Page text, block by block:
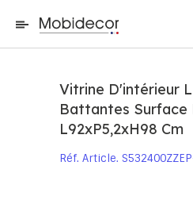
La boutique ne fonctionnera pas
les cookies sont désactivés.
Vitrine D'intérieur
Battantes Surface
L92xP5,2xH98 Cm
Réf. Article